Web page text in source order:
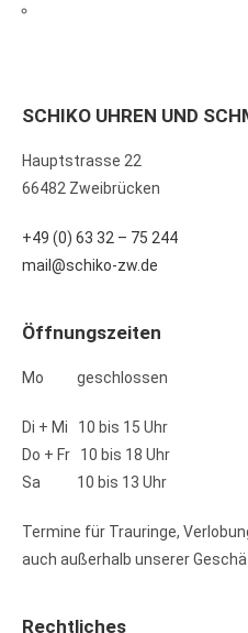
SCHIKO UHREN UND
Hauptstrasse 22
66482 Zweibrücken
+49 (0) 63 32 – 75 244
mail@schiko-zw.de
Öffnungszeiten
Mo geschlossen
Di + Mi 10 bis 15 Uhr
Do + Fr 10 bis 18 Uhr
Sa 10 bis 13 Uhr
Termine für Trauringe,
auch außerhalb unserer
Rechtliches